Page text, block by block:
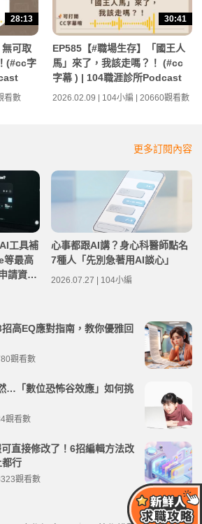
28:13
可取
(#cc字
看數
30:41
EP585【#職場生存】「國王人
馬」來了，我該走嗎？！ (#cc
字幕 ) | 104職涯診所Podcast
2026.02.09 | 104小編 | 20660觀看數
更多訂閱內容
工具補
等最高
請資格
心事都跟AI講？身心科醫師點名
7種人「先別急著用AI談心」
2026.07.27 | 104小編
高EQ應對指南，教你優雅回
觀看數
…「數位恐怖谷效應」如何挑
觀看數
直接修改了！6招編輯方法改
都行
觀看數